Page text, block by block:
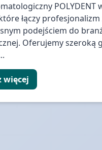
POLYDENT
łączy profesjonalizm
podejściem do
Oferujemy szeroką
więcej